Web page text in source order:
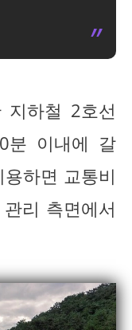
지하철 2호선
분 이내에 갈
하면 교통비
리 측면에서